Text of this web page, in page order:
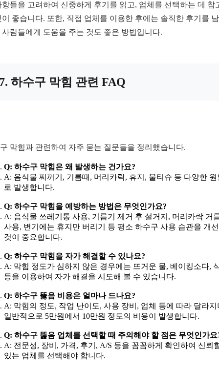
항들을 고려하여 신중하게 후기를 읽고, 업체를 선택하는 데 참
이 좋습니다. 또한, 직접 업체를 이용한 후에는 솔직한 후기를
사람들에게 도움을 주는 것도 좋은 방법입니다.
하수구 막힘 관련 FAQ
막힘과 관련하여 자주 묻는 질문들을 정리했습니다.
Q: 하수구 막힘은 왜 발생하는 건가요?
A: 음식물 찌꺼기, 기름때, 머리카락, 휴지, 물티슈 등 다양한 원
로 발생합니다.
Q: 하수구 막힘을 예방하는 방법은 무엇인가요?
A: 음식물 쓰레기통 사용, 기름기 제거 후 설거지, 머리카락 거
사용, 변기에는 휴지만 버리기 등 평소 하수구 사용 습관을 개
것이 중요합니다.
Q: 하수구 막힘을 자가 해결할 수 있나요?
A: 막힘 정도가 심하지 않은 경우에는 뜨거운 물, 베이킹소다,
등을 이용하여 자가 해결을 시도해 볼 수 있습니다.
Q: 하수구 뚫음 비용은 얼마나 드나요?
A: 막힘의 정도, 작업 난이도, 사용 장비, 업체 등에 따라 달라지
일반적으로 5만원에서 10만원 정도의 비용이 발생합니다.
Q: 하수구 뚫음 업체를 선택할 때 주의해야 할 점은 무엇인가요
A: 전문성, 장비, 가격, 후기, A/S 등을 꼼꼼하게 확인하여 신뢰
있는 업체를 선택해야 합니다.